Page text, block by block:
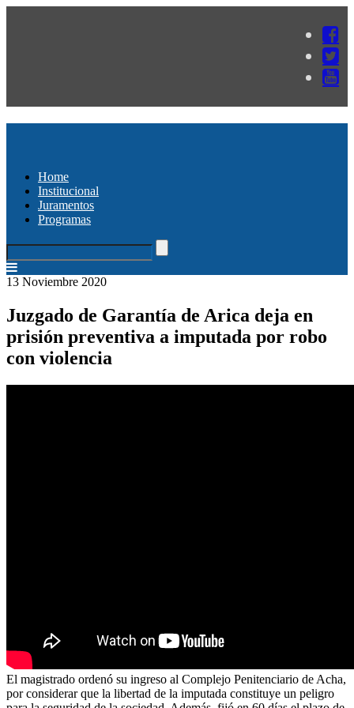
Home
Institucional
Juramentos
Programas
13 Noviembre 2020
Juzgado de Garantía de Arica deja en
prisión preventiva a imputada por robo
con violencia
El magistrado ordenó su ingreso al Complejo Penitenciario de Acha,
por considerar que la libertad de la imputada constituye un peligro